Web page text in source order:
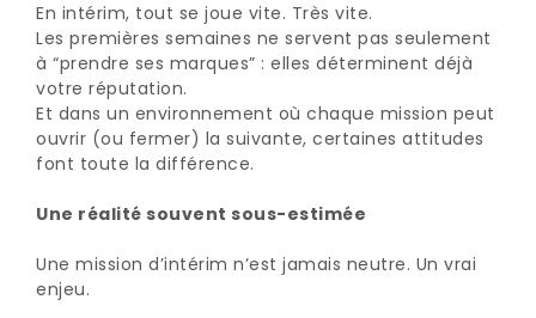
En intérim, tout se joue vite. Très vite.
Les premières semaines ne servent pas seulement
à “prendre ses marques” : elles déterminent déjà
votre réputation.
Et dans un environnement où chaque mission peut
ouvrir (ou fermer) la suivante, certaines attitudes
font toute la différence.
Une réalité souvent sous-estimée
Une mission d’intérim n’est jamais neutre. Un vrai
enjeu.